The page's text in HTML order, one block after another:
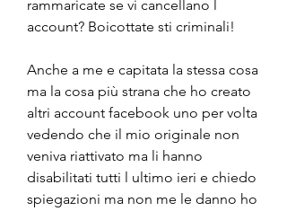
rammaricate se vi cancellano l
account? Boicottate sti criminali!
Anche a me e capitata la stessa cosa
ma la cosa più strana che ho creato
altri account facebook uno per volta
vedendo che il mio originale non
veniva riattivato ma li hanno
disabilitati tutti l ultimo ieri e chiedo
spiegazioni ma non me le danno ho